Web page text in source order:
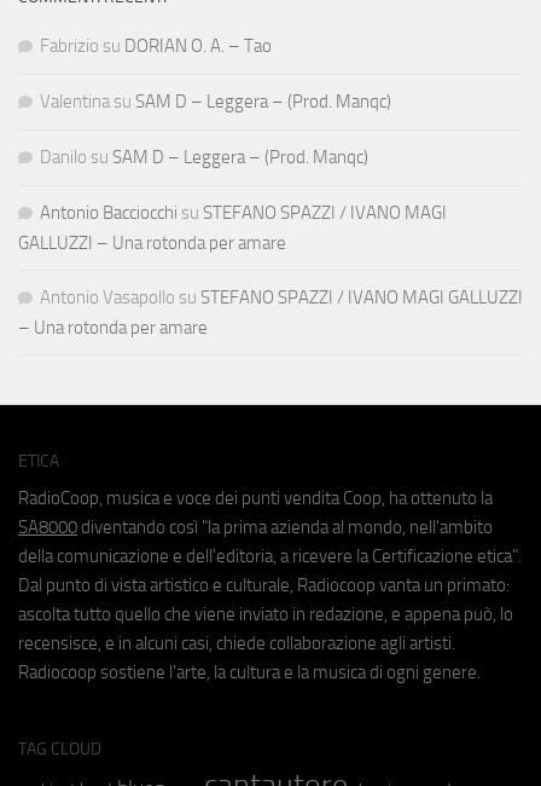
Fabrizio su DORIAN O. A. – Tao
Valentina su SAM D – Leggera – (Prod. Manqc)
Danilo su SAM D – Leggera – (Prod. Manqc)
Antonio Bacciocchi su STEFANO SPAZZI / IVANO MAGI
GALLUZZI – Una rotonda per amare
Antonio Vasapollo su STEFANO SPAZZI / IVANO MAGI GALLUZZI
– Una rotonda per amare
ETICA
RadioCoop, musica e voce dei punti vendita Coop, ha ottenuto la
SA8000 diventando così "la prima azienda al mondo, nell'ambito
della comunicazione e dell'editoria, a ricevere la Certificazione etica".
Dal punto di vista artistico e culturale, Radiocoop vanta un primato:
ascolta tutto quello che viene inviato in redazione, e appena può, lo
recensisce, e in alcuni casi, chiede collaborazione agli artisti.
Radiocoop sostiene l'arte, la cultura e la musica di ogni genere.
TAG CLOUD